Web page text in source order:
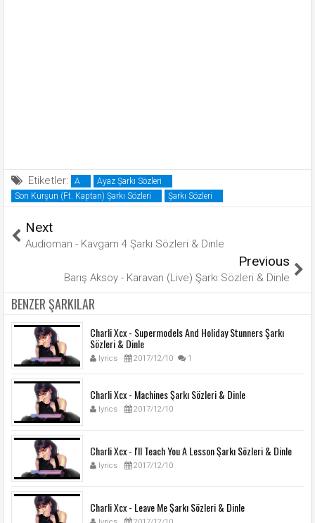
Etiketler: A
Ayaz Şarkı Sözleri
Son Kurşun (Ft. Kaptan) Şarkı Sözleri
Şarkı Sözleri
Next
Audioman - Kavgam 4 Şarkı Sözleri & Dinle
Previous
Barış Aksoy - Karavan (Live) Şarkı Sözleri & Dinle
BENZER ŞARKILAR
Charli Xcx - Supermodels And Holiday Stunners Şarkı
Sözleri & Dinle
lyrics 2017/12/10 1
Charli Xcx - Machines Şarkı Sözleri & Dinle
lyrics 2017/12/10
Charli Xcx - I'll Teach You A Lesson Şarkı Sözleri & Dinle
lyrics 2017/12/10
Charli Xcx - Leave Me Şarkı Sözleri & Dinle